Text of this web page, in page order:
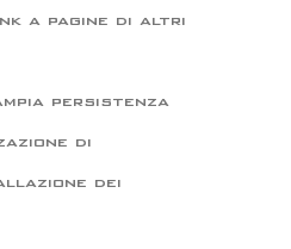
a pagine di altri
persistenza
di
dei